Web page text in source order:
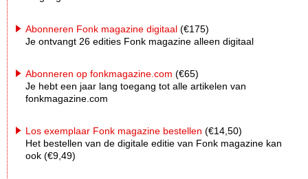
Abonneren Fonk magazine digitaal (€175)
Je ontvangt 26 edities Fonk magazine alleen digitaal
Abonneren op fonkmagazine.com (€65)
Je hebt een jaar lang toegang tot alle artikelen van
fonkmagazine.com
Los exemplaar Fonk magazine bestellen (€14,50)
Het bestellen van de digitale editie van Fonk magazine kan
ook (€9,49)